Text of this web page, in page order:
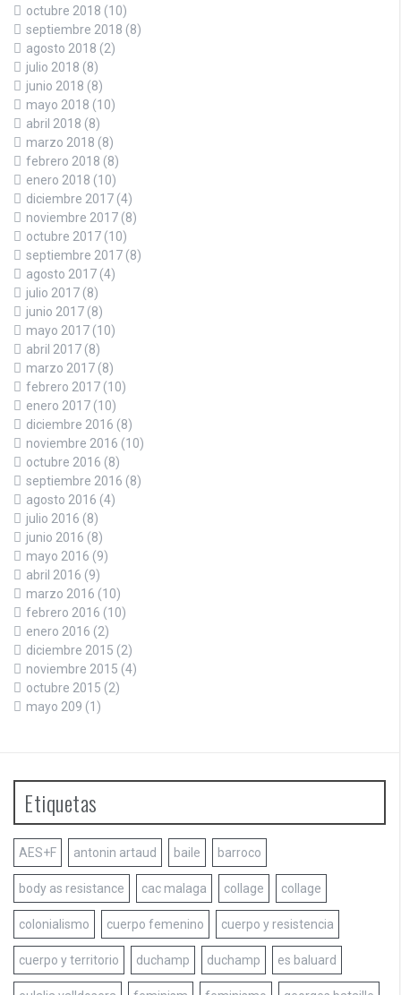
octubre 2018 (10)
septiembre 2018 (8)
agosto 2018 (2)
julio 2018 (8)
junio 2018 (8)
mayo 2018 (10)
abril 2018 (8)
marzo 2018 (8)
febrero 2018 (8)
enero 2018 (10)
diciembre 2017 (4)
noviembre 2017 (8)
octubre 2017 (10)
septiembre 2017 (8)
agosto 2017 (4)
julio 2017 (8)
junio 2017 (8)
mayo 2017 (10)
abril 2017 (8)
marzo 2017 (8)
febrero 2017 (10)
enero 2017 (10)
diciembre 2016 (8)
noviembre 2016 (10)
octubre 2016 (8)
septiembre 2016 (8)
agosto 2016 (4)
julio 2016 (8)
junio 2016 (8)
mayo 2016 (9)
abril 2016 (9)
marzo 2016 (10)
febrero 2016 (10)
enero 2016 (2)
diciembre 2015 (2)
noviembre 2015 (4)
octubre 2015 (2)
mayo 209 (1)
Etiquetas
AES+F antonin artaud baile barroco
body as resistance cac malaga collage collage
colonialismo cuerpo femenino cuerpo y resistencia
cuerpo y territorio duchamp duchamp es baluard